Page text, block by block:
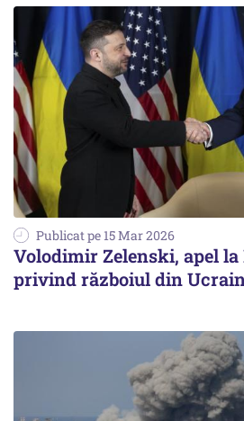
Publicat pe 15 Mar 2026
Volodimir Zelenski, apel
privind războiul din